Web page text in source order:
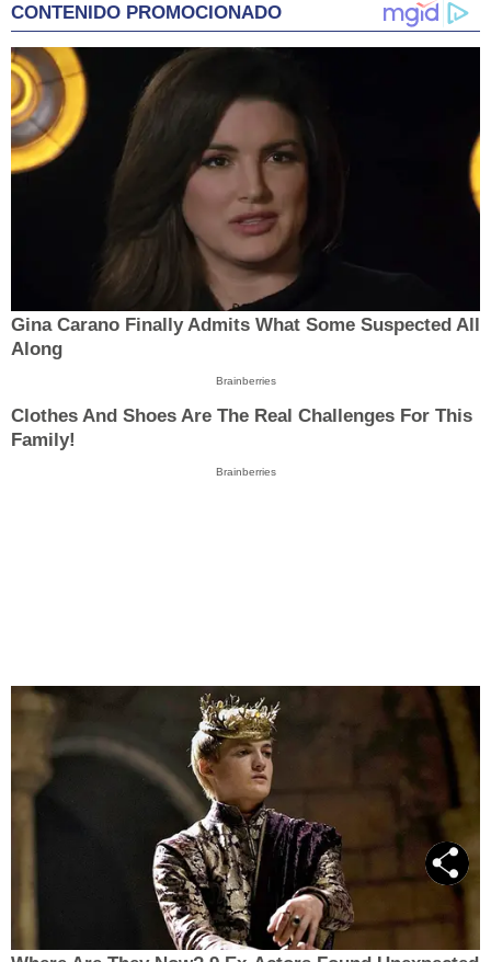
CONTENIDO PROMOCIONADO
Gina Carano Finally Admits What Some Suspected All
Along
Brainberries
Clothes And Shoes Are The Real Challenges For This
Family!
Brainberries